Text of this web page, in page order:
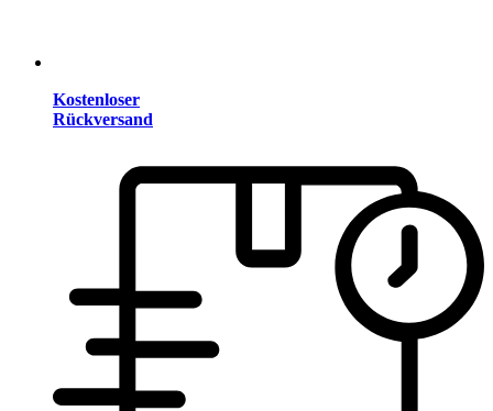
Kostenloser
Rückversand